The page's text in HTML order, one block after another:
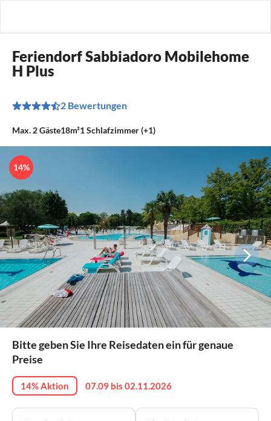
Feriendorf Sabbiadoro Mobilehome
H Plus
2 Bewertungen
Max. 2Gäste18m²1Schlafzimmer (+1)
14%
Bitte geben Sie Ihre Reisedaten ein für genaue
Preise
14% Aktion 07.09 bis 02.11.2026